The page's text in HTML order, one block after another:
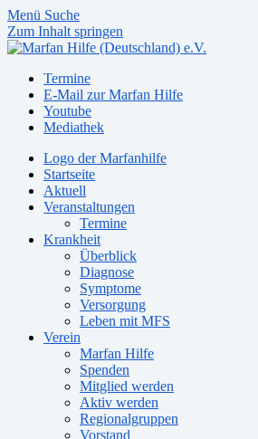
Menü Suche
Zum Inhalt springen
Termine
E-Mail zur Marfan Hilfe
Youtube
Mediathek
Logo der Marfanhilfe
Startseite
Aktuell
Veranstaltungen
Termine
Krankheit
Überblick
Diagnose
Symptome
Versorgung
Leben mit MFS
Verein
Marfan Hilfe
Spenden
Mitglied werden
Aktiv werden
Regionalgruppen
Vorstand